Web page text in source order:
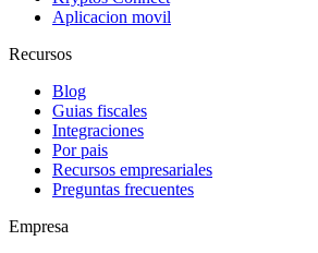
Aplicacion movil
Recursos
Blog
Guias fiscales
Integraciones
Por pais
Recursos empresariales
Preguntas frecuentes
Empresa